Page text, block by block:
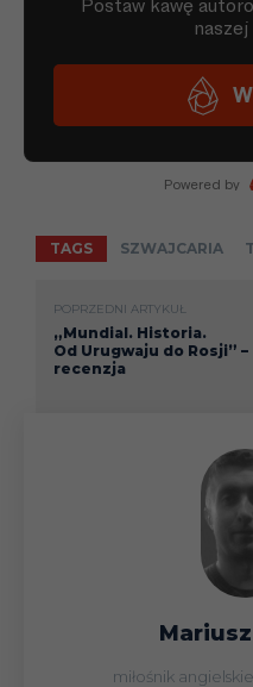
TAGS SZWAJCARIA
POPRZEDNI ARTYKUŁ
„Mundial. Historia.
Od Urugwaju do Rosji” –
recenzja
miłośnik